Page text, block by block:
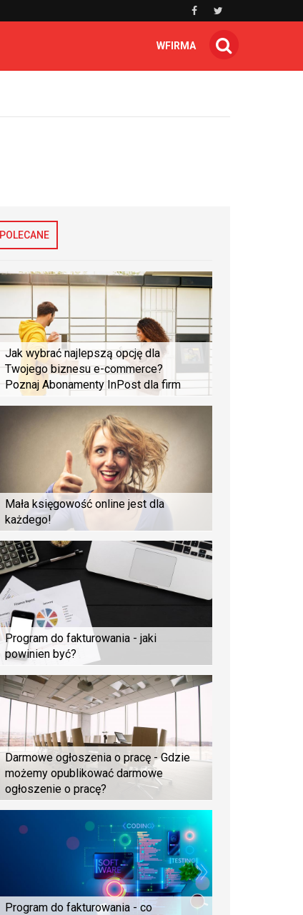
WFIRMA
POLECANE
Jak wybrać najlepszą opcję dla
Twojego biznesu e-commerce?
Poznaj Abonamenty InPost dla firm
Mała księgowość online jest dla
każdego!
Program do fakturowania - jaki
powinien być?
Darmowe ogłoszenia o pracę - Gdzie
możemy opublikować darmowe
ogłoszenie o pracę?
Program do fakturowania - co